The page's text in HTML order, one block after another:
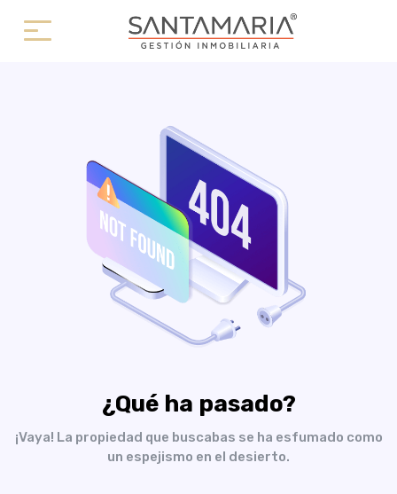
¿Qué ha pasado?
¡Vaya! La propiedad que buscabas se ha esfumado como
un espejismo en el desierto.